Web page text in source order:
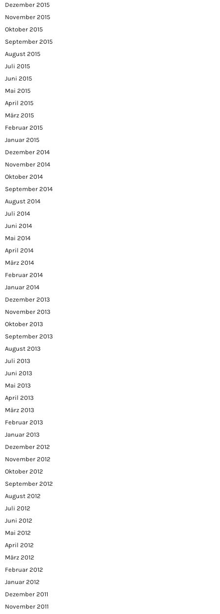
Dezember 2015
November 2015
Oktober 2015
September 2015
August 2015
Juli 2015
Juni 2015
Mai 2015
April 2015
März 2015
Februar 2015
Januar 2015
Dezember 2014
November 2014
Oktober 2014
September 2014
August 2014
Juli 2014
Juni 2014
Mai 2014
April 2014
März 2014
Februar 2014
Januar 2014
Dezember 2013
November 2013
Oktober 2013
September 2013
August 2013
Juli 2013
Juni 2013
Mai 2013
April 2013
März 2013
Februar 2013
Januar 2013
Dezember 2012
November 2012
Oktober 2012
September 2012
August 2012
Juli 2012
Juni 2012
Mai 2012
April 2012
März 2012
Februar 2012
Januar 2012
Dezember 2011
November 2011